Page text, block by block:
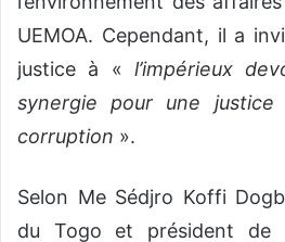
UEMOA. Cependant, il a
justice à « l’impérieux
synergie pour une justice
corruption ».
Selon Me Sédjro Koffi
du Togo et président de